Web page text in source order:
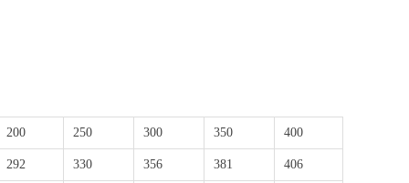
200 250 300 350 400
292 330 356 381 406